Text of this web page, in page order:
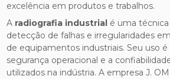
excelência em produtos e trabalhos.
A radiografia industrial é uma
detecção de falhas e irregularidades
de equipamentos industriais. Seu uso é
segurança operacional e a
utilizados na indústria. A empresa J.